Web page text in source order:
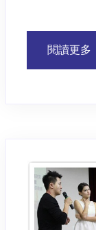
閱讀更多